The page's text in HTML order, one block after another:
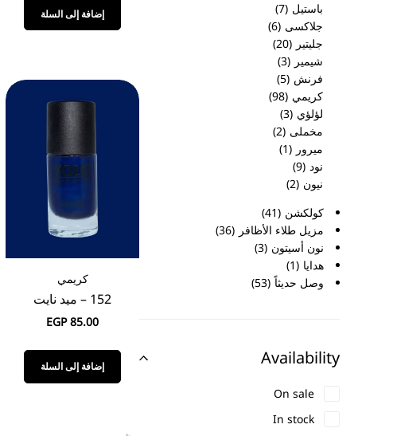
باستيل 7
جلاكسى 6
جليتير
20
شيمير
3
فرنش 5
كريمي 98
لؤلؤي 3
مخملى 2
ميرور
1
نود 9
نيون 2
كولكشن
41
مزيل طلاء الأظافر
36
نون أسيتون 3
هدايا
1
وصل حديثاً 53
Availability
On sale
In stock
إضافة إلى السلة
كريمي
152 – ميد نايت
EGP85.00
إضافة إلى السلة